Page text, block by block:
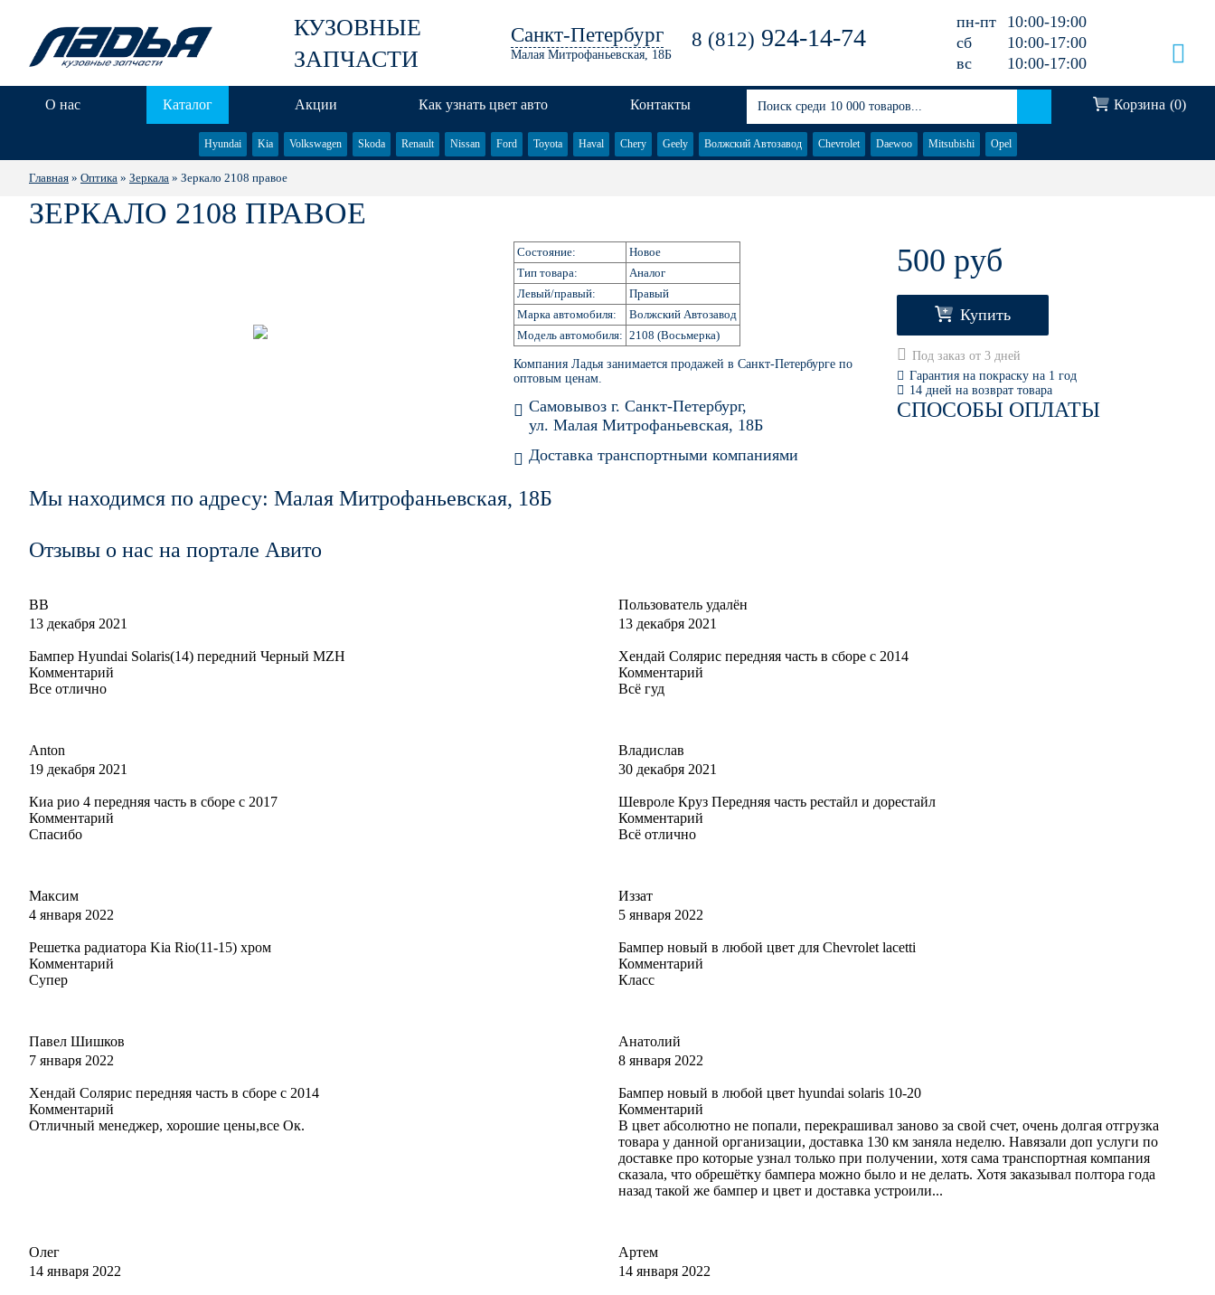
КУЗОВНЫЕ
ЗАПЧАСТИ
Санкт-Петербург
Малая Митрофаньевская, 18Б
8 (812) 924-14-74
пн-пт
10:00-19:00
сб
10:00-17:00
вс
10:00-17:00
О нас Каталог Акции Как узнать цвет авто Контакты Корзина (0)
Hyundai Kia Volkswagen Skoda Renault Nissan Ford Toyota Haval Chery Geely Волжский Автозавод Chevrolet Daewoo Mitsubishi Opel
Главная » Оптика » Зеркала » Зеркало 2108 правое
ЗЕРКАЛО 2108 ПРАВОЕ
Состояние:
Новое
Тип товара:
Аналог
Левый/правый:
Правый
Марка автомобиля:
Волжский Автозавод
Модель автомобиля: 2108 (Восьмерка)
Компания Ладья занимается продажей в Санкт-Петербурге по
оптовым ценам.
Самовывоз г. Санкт-Петербург,
ул. Малая Митрофаньевская, 18Б
Доставка транспортными компаниями
500 руб
Купить
Под заказ от 3 дней
Гарантия на покраску на 1 год
14 дней на возврат товара
СПОСОБЫ ОПЛАТЫ
Мы находимся по адресу: Малая Митрофаньевская, 18Б
Отзывы о нас на портале Авито
ВВ
13 декабря 2021
Бампер Hyundai Solaris(14) передний Черный MZH
Комментарий
Все отлично
Пользователь удалён
13 декабря 2021
Хендай Солярис передняя часть в сборе с 2014
Комментарий
Всё гуд
Anton
19 декабря 2021
Киа рио 4 передняя часть в сборе с 2017
Комментарий
Спасибо
Владислав
30 декабря 2021
Шевроле Круз Передняя часть рестайл и дорестайл
Комментарий
Всё отлично
Максим
4 января 2022
Решетка радиатора Kia Rio(11-15) хром
Комментарий
Супер
Иззат
5 января 2022
Бампер новый в любой цвет для Chevrolet lacetti
Комментарий
Класс
Павел Шишков
7 января 2022
Хендай Солярис передняя часть в сборе с 2014
Комментарий
Отличный менеджер, хорошие цены,все Ок.
Анатолий
8 января 2022
Бампер новый в любой цвет hyundai solaris 10-20
Комментарий
В цвет абсолютно не попали, перекрашивал заново за свой счет, очень долгая отгрузка
товара у данной организации, доставка 130 км заняла неделю. Навязали доп услуги по
доставке про которые узнал только при получении, хотя сама транспортная компания
сказала, что обрешётку бампера можно было и не делать. Хотя заказывал полтора года
назад такой же бампер и цвет и доставка устроили...
Олег
14 января 2022
Артем
14 января 2022